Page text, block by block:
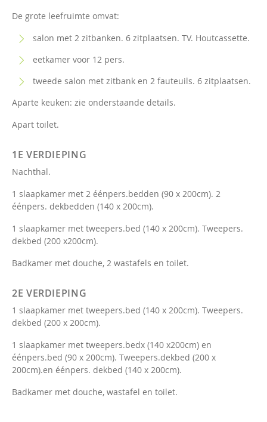
De grote leefruimte omvat:
salon met 2 zitbanken. 6 zitplaatsen. TV. Houtcassette.
eetkamer voor 12 pers.
tweede salon met zitbank en 2 fauteuils. 6 zitplaatsen.
Aparte keuken: zie onderstaande details.
Apart toilet.
1E VERDIEPING
Nachthal.
1 slaapkamer met 2 éénpers.bedden (90 x 200cm). 2
éénpers. dekbedden (140 x 200cm).
1 slaapkamer met tweepers.bed (140 x 200cm). Tweepers.
dekbed (200 x200cm).
Badkamer met douche, 2 wastafels en toilet.
2E VERDIEPING
1 slaapkamer met tweepers.bed (140 x 200cm). Tweepers.
dekbed (200 x 200cm).
1 slaapkamer met tweepers.bedx (140 x200cm) en
éénpers.bed (90 x 200cm). Tweepers.dekbed (200 x
200cm).en éénpers. dekbed (140 x 200cm).
Badkamer met douche, wastafel en toilet.